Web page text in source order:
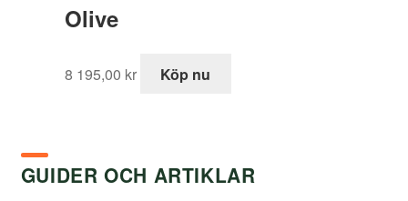
Olive
8 195,00 kr Köp nu
GUIDER OCH ARTIKLAR